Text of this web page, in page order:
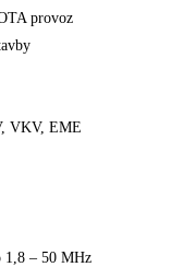
provoz
VKV, EME
1,8 – 50 MHz